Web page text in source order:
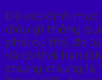
Để xác định mục
điều gì thông
phải cụ thể, đo
và có thời hạn
chung chung là